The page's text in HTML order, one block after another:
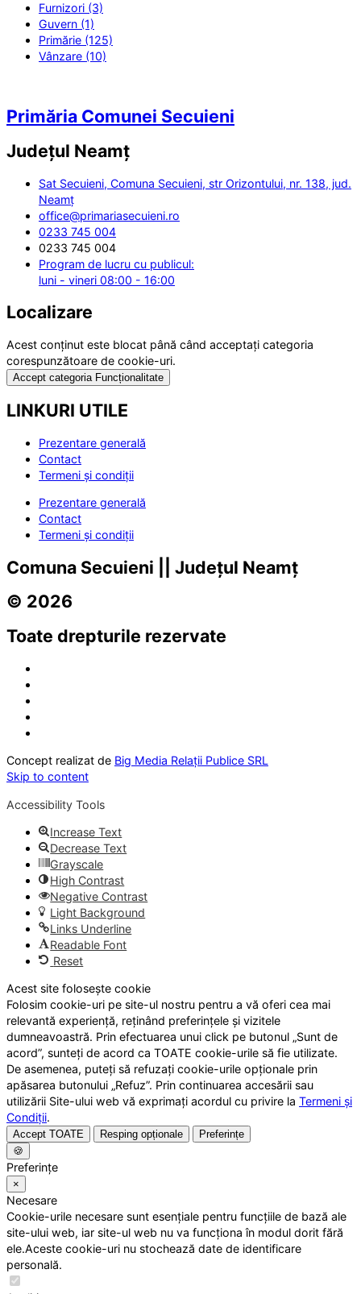
Furnizori (3)
Guvern (1)
Primărie (125)
Vânzare (10)
Primăria Comunei Secuieni
Județul Neamț
Sat Secuieni, Comuna Secuieni, str Orizontului, nr. 138, jud.
Neamț
office@primariasecuieni.ro
0233 745 004
0233 745 004
Program de lucru cu publicul:
luni - vineri 08:00 - 16:00
Localizare
Acest conținut este blocat până când acceptați categoria
corespunzătoare de cookie-uri.
Accept categoria Funcționalitate
LINKURI UTILE
Prezentare generală
Contact
Termeni și condiții
Prezentare generală
Contact
Termeni și condiții
Comuna Secuieni || Județul Neamț
© 2026
Toate drepturile rezervate
Concept realizat de Big Media Relații Publice SRL
Skip to content
Accessibility Tools
Increase Text
Decrease Text
Grayscale
High Contrast
Negative Contrast
Light Background
Links Underline
Readable Font
Reset
Acest site folosește cookie
Folosim cookie-uri pe site-ul nostru pentru a vă oferi cea mai
relevantă experiență, reținând preferințele și vizitele
dumneavoastră. Prin efectuarea unui click pe butonul „Sunt de
acord”, sunteți de acord ca TOATE cookie-urile să fie utilizate.
De asemenea, puteți să refuzați cookie-urile opționale prin
apăsarea butonului „Refuz”. Prin continuarea accesării sau
utilizării Site-ului web vă exprimați acordul cu privire la Termeni și
Condiții.
Accept TOATE Resping opționale
Preferințe
🍪
Preferințe
×
Necesare
Cookie-urile necesare sunt esențiale pentru funcțiile de bază ale
site-ului web, iar site-ul web nu va funcționa în modul dorit fără
ele.Aceste cookie-uri nu stochează date de identificare
personală.